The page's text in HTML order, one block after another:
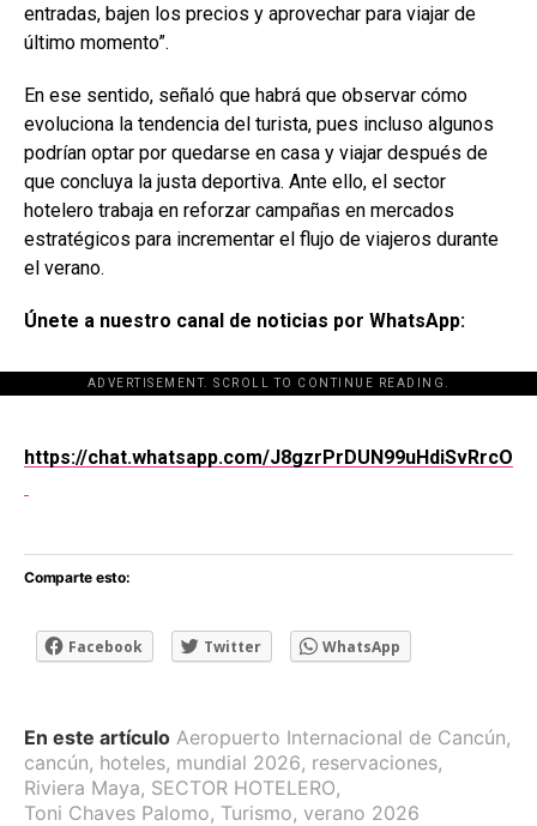
entradas, bajen los precios y aprovechar para viajar de
último momento”.
En ese sentido, señaló que habrá que observar cómo
evoluciona la tendencia del turista, pues incluso algunos
podrían optar por quedarse en casa y viajar después de
que concluya la justa deportiva. Ante ello, el sector
hotelero trabaja en reforzar campañas en mercados
estratégicos para incrementar el flujo de viajeros durante
el verano.
Únete a nuestro canal de noticias por WhatsApp:
ADVERTISEMENT. SCROLL TO CONTINUE READING.
[adsforwp id="243463"]
https://chat.whatsapp.com/J8gzrPrDUN99uHdiSvRrcO
Comparte esto:
Facebook Twitter WhatsApp
En este artículo Aeropuerto Internacional de Cancún,
cancún, hoteles, mundial 2026, reservaciones,
Riviera Maya, SECTOR HOTELERO,
Toni Chaves Palomo, Turismo, verano 2026